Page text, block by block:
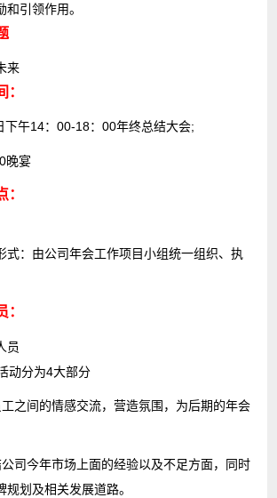
引领作用。
来
：
下午14：00-18：00年终总结大会;
晚宴
：
式：由公司年会工作项目小组统一组织、执
：
员
动分为4大部分
之间的情感交流，营造氛围，为后期的年会
司今年市场上面的经验以及不足方面，同时
划及相关发展道路。